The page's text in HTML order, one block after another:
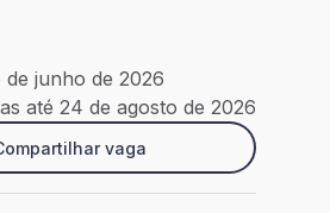
de junho de 2026
até 24 de agosto de 2026
vaga